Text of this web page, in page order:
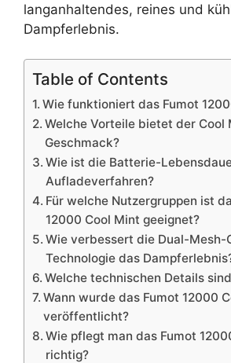
langanhaltendes, reines und
Dampferlebnis.
Table of Contents
Wie funktioniert das Fumot
Welche Vorteile bietet der Cool
Geschmack?
Wie ist die Batterie-
Aufladeverfahren?
Für welche Nutzergruppen ist
12000 Cool Mint geeignet?
Wie verbessert die Dual-Mesh-
Technologie das
Welche technischen Details
Wann wurde das Fumot 12000
veröffentlicht?
Wie pflegt man das Fumot
richtig?